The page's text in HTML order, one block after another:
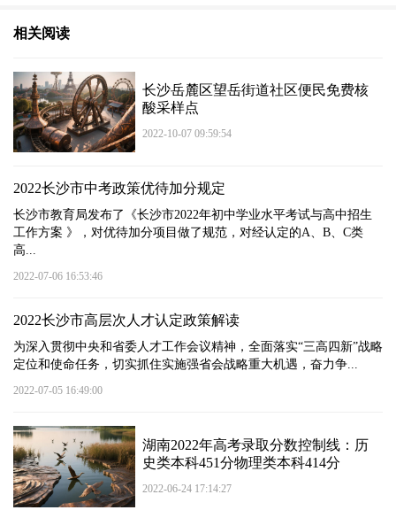
相关阅读
长沙岳麓区望岳街道社区便民免费核
酸采样点
2022-10-07 09:59:54
2022长沙市中考政策优待加分规定
长沙市教育局发布了《长沙市2022年初中学业水平考试与高中招生
工作方案 》，对优待加分项目做了规范，对经认定的A、B、C类
高...
2022-07-06 16:53:46
2022长沙市高层次人才认定政策解读
为深入贯彻中央和省委人才工作会议精神，全面落实“三高四新”战略
定位和使命任务，切实抓住实施强省会战略重大机遇，奋力争...
2022-07-05 16:49:00
湖南2022年高考录取分数控制线：历
史类本科451分物理类本科414分
2022-06-24 17:14:27